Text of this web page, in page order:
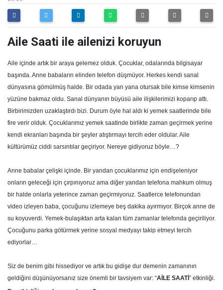
Aile Saati ile ailenizi koruyun
Aile içinde artık bir araya gelemez olduk. Çocuklar, odalarında bilgisayar
başında. Anne babaların elinden telefon düşmüyor. Herkes kendi sanal
dünyasına gömülmüş halde. Bir odada yan yana otursak bile kimse kimsenin
yüzüne bakmaz oldu. Sanal dünyanın büyüsü aile ilişkilerimizi koparıp attı.
Birbirimizden uzaklaştırdı bizi. Durum öyle hal aldı ki yemek saatlerinde bile
fire verir olduk. Çocuklarımız yemek saatinde birlikte zaman geçirmek yerine
kendi ekranları başında bir şeyler atıştırmayı tercih eder oldular. Aile
kültürümüz ciddi sarsıntılar geçiriyor. Nereye gidiyoruz böyle…?
Anne babalar çelişki içinde. Bir yandan çocuklarımız için endişeleniyor
onların geleceği için çırpınıyoruz ama diğer yandan telefona mahkum olmuş
bir halde onlarla yeterince zaman geçirmiyoruz. Saatlerce telefonundan
video izleyen baba, çocuğunu izlemeye beş dakika ayırmıyor. Birçok anne de
su koyuverdi. Yemek-bulaşıktan arta kalan tüm zamanlar telefonda geçiriliyor.
Çocuğunu parka götürmek yerine sosyal medyayı takip etmeyi tercih
ediyorlar…
Siz de benim gibi hissediyor ve artık bu gidişe dur demenin zamanının
geldiğini düşünüyorsanız size önemli bir tavsiyem var: “AİLE SAATİ” etkinliği.